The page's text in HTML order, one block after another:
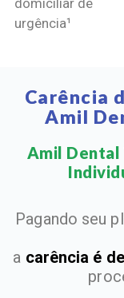
urgência¹
Carência
Amil
Amil Dental
Pagando seu
a carência é